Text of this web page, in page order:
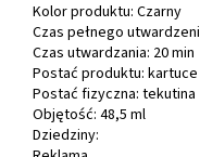
Kolor produktu: Czarny
Czas pełnego
Czas utwardzania: 20 min
Postać produktu: kartuce
Postać fizyczna: tekutina
Objętość: 48,5 ml
Dziedziny: